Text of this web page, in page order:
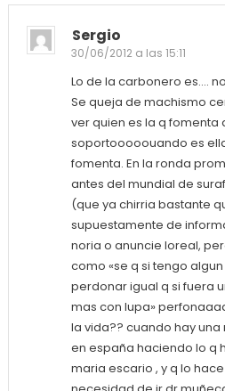
Sergio
30/06/2012 a las 15:11
Lo de la carbonero es….
Se queja de machismo
ver quien es la q fomenta
soportooooouando es
fomenta. En la ronda
antes del mundial de
(que ya chirria bastante
supuestamente de
noria o anuncie loreal,
como «se q si tengo
perdonar igual q si fuera
mas con lupa»
la vida?? cuando hay
en españa haciendo lo q
maria escario , y q lo